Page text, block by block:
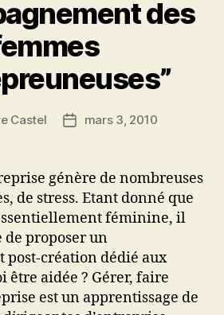
des
Castel
Datemars 3, 2010
génère de nombreuses
de stress. Etant donné que
féminine, il
proposer un
post-création dédié aux
être aidée ? Gérer, faire
est un apprentissage de